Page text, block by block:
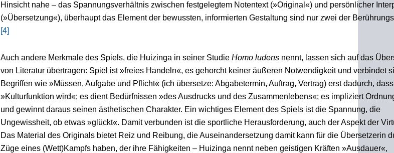
Hinsicht nahe – das Spannungsverhältnis zwischen festgelegtem Notentext (»Original«) und persönlicher
(»Übersetzung«), überhaupt das Element der bewussten, informierten Gestaltung sind nur zwei der
[4]
Auch andere Merkmale des Spiels, die Huizinga in seiner Studie Homo ludensnennt, lassen sich auf das
von Literatur übertragen: Spiel ist »freies Handeln«, es gehorcht keiner äußeren Notwendigkeit und verbindet
Begriffen wie »Müssen, Aufgabe und Pflicht« (ich übersetze: Abgabetermin, Auftrag, Vertrag) erst dadurch,
»Kulturfunktion wird«; es dient Bedürfnissen »des Ausdrucks und des Zusammenlebens«; es impliziert
und gewinnt daraus seinen ästhetischen Charakter. Ein wichtiges Element des Spiels ist die Spannung, die
Ungewissheit, ob etwas »glückt«. Damit verbunden ist die sportliche Herausforderung, auch der Aspekt der
Das Material des Originals bietet Reiz und Reibung, die Auseinandersetzung damit kann für die Übersetzerin
Züge eines (Wett)Kampfs haben, der ihre Fähigkeiten – Huizinga nennt neben geistigen Kräften »Ausdauer«,